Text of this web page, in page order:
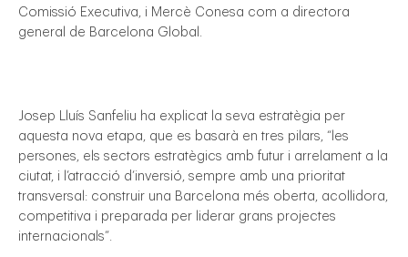
Comissió Executiva, i Mercè Conesa com a directora
general de Barcelona Global.
Josep Lluís Sanfeliu ha explicat la seva estratègia per
aquesta nova etapa, que es basarà en tres pilars, “les
persones, els sectors estratègics amb futur i arrelament a la
ciutat, i l’atracció d’inversió, sempre amb una prioritat
transversal: construir una Barcelona més oberta, acollidora,
competitiva i preparada per liderar grans projectes
internacionals”.